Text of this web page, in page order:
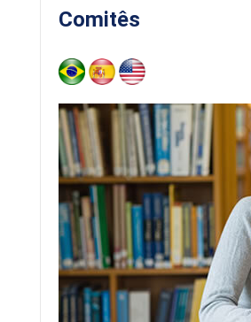
Projetos aprovados
Orientações
Comitês